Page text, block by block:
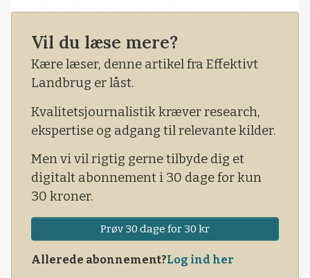
den 21.05.2023. Disse fejlslutninger og den
lukkede indstilling er til stor skade for hele den
aktuelle samtale og de politiske tiltag
vedrørende en CO2-afgift.
Vil du læse mere?
Kære læser, denne artikel fra Effektivt
Landbrug er låst.
Kvalitetsjournalistik kræver research,
ekspertise og adgang til relevante kilder.
Men vi vil rigtig gerne tilbyde dig et
digitalt abonnement i 30 dage for kun
30 kroner.
Prøv 30 dage for 30 kr
Allerede abonnement?Log ind her